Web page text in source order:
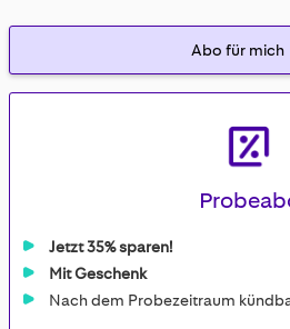
Jetzt 35% sparen!
Mit Geschenk
Nach dem Probezeitraum